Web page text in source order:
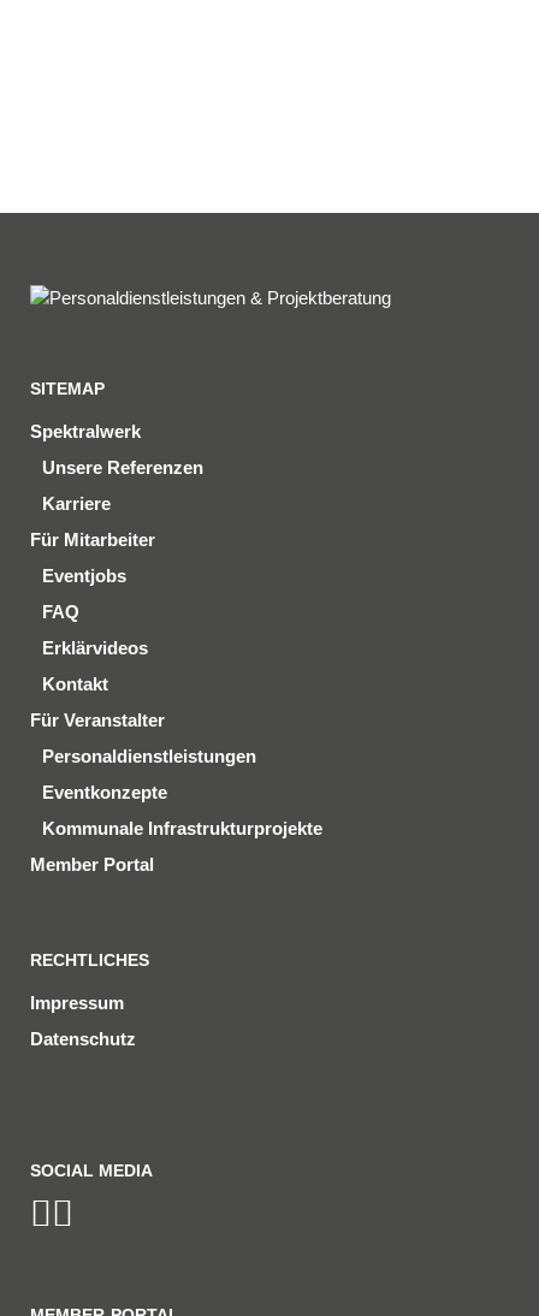
SITEMAP
Spektralwerk
Unsere Referenzen
Karriere
Für Mitarbeiter
Eventjobs
FAQ
Erklärvideos
Kontakt
Für Veranstalter
Personaldienstleistungen
Eventkonzepte
Kommunale Infrastrukturprojekte
Member Portal
RECHTLICHES
Impressum
Datenschutz
SOCIAL MEDIA